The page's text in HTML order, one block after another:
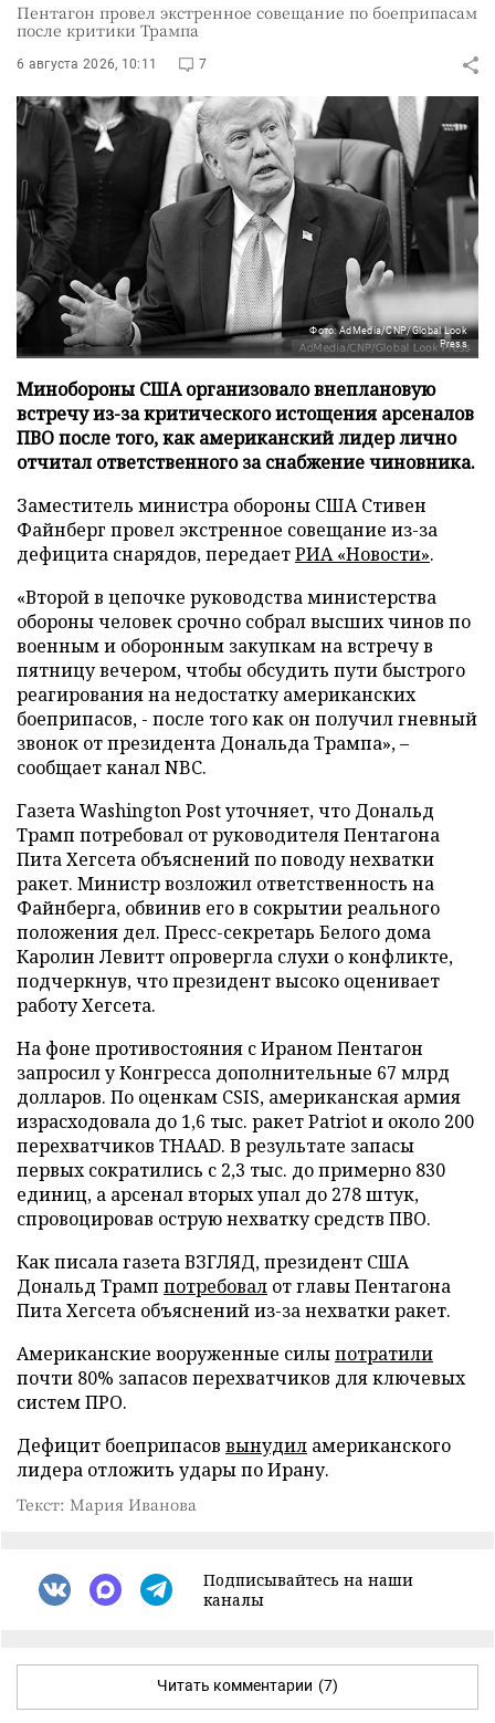
Пентагон провел экстренное совещание по боеприпасам
после критики Трампа
6 августа 2026, 10:11 7
Фото: AdMedia/CNP/Global Look
Press
Минобороны США организовало внеплановую
встречу из-за критического истощения арсеналов
ПВО после того, как американский лидер лично
отчитал ответственного за снабжение чиновника.
Заместитель министра обороны США Стивен
Файнберг провел экстренное совещание из-за
дефицита снарядов, передаетРИА «Новости».
«Второй в цепочке руководства министерства
обороны человек срочно собрал высших чинов по
военным и оборонным закупкам на встречу в
пятницу вечером, чтобы обсудить пути быстрого
реагирования на недостатку американских
боеприпасов, - после того как он получил гневный
звонок от президента Дональда Трампа», –
сообщает канал NBC.
Газета Washington Post уточняет, что Дональд
Трамп потребовал от руководителя Пентагона
Пита Хегсета объяснений по поводу нехватки
ракет. Министр возложил ответственность на
Файнберга, обвинив его в сокрытии реального
положения дел. Пресс-секретарь Белого дома
Каролин Левитт опровергла слухи о конфликте,
подчеркнув, что президент высоко оценивает
работу Хегсета.
На фоне противостояния с Ираном Пентагон
запросил у Конгресса дополнительные 67 млрд
долларов. По оценкам CSIS, американская армия
израсходовала до 1,6 тыс. ракет Patriot и около 200
перехватчиков THAAD. В результате запасы
первых сократились с 2,3 тыс. до примерно 830
единиц, а арсенал вторых упал до 278 штук,
спровоцировав острую нехватку средств ПВО.
Как писала газета ВЗГЛЯД, президент США
Дональд Трамп потребовал от главы Пентагона
Пита Хегсета объяснений из-за нехватки ракет.
Американские вооруженные силыпотратили
почти 80% запасов перехватчиков для ключевых
систем ПРО.
Дефицит боеприпасов вынудил американского
лидера отложить удары по Ирану.
Текст: Мария Иванова
Подписывайтесь на наши
каналы
Читать комментарии (7)